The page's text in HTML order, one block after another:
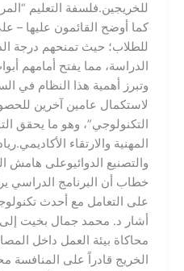
للخريجين.​فلسفة التعليم
كما أوضح القائمون عليها –
للطلاب؛ حيث تمنحهم درجة
الدراسة، مما يفتح أمامهم
وتبرز أهمية هذا النظام في
لاستكمال عامين آخرين
التكنولوجي”، وهو ما يحقق
المهنية والارتقاء
والتصنيع الدوائي​وعلى هامش
خطاب أن البرنامج الدراسي
على التعامل مع أحدث
أشار د. محمد جمال بخيت
محاكاة بيئة العمل داخل
الخريج قادراً على المنافسة